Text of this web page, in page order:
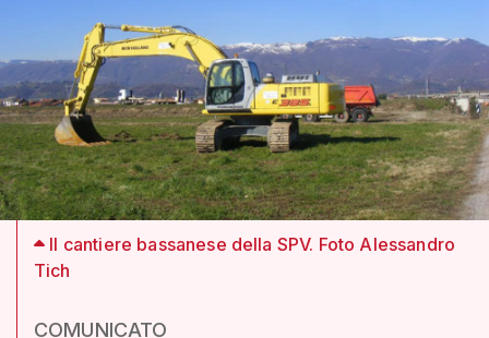
Il cantiere bassanese della SPV. Foto Alessandro
Tich
COMUNICATO